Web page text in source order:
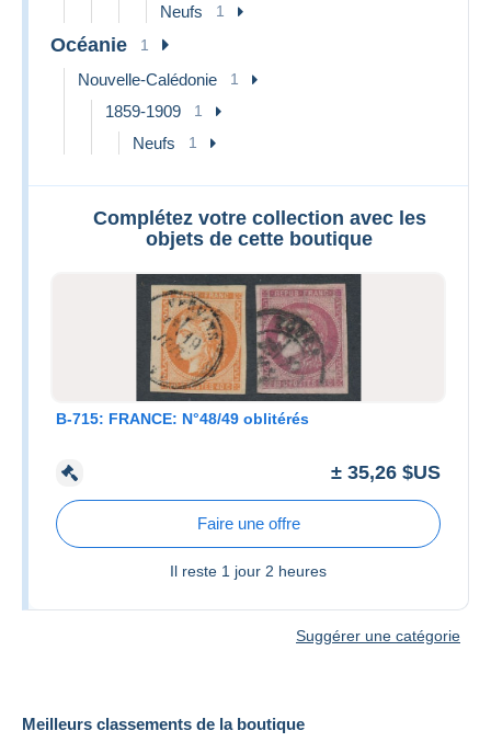
Meilleurs classements de la boutique
Neufs 1
Océanie 1
Nouvelle-Calédonie 1
1859-1909 1
Neufs 1
Complétez votre collection avec les
objets de cette boutique
B-715: FRANCE: N°48/49 oblitérés
± 35,26 $US
Faire une offre
Il reste 1 jour 2 heures
Suggérer une catégorie